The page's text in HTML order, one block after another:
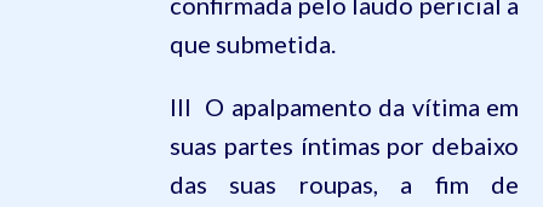
que submetida.
III  O apalpamento da vítima em
suas partes íntimas por debaixo
das suas roupas, a fim de